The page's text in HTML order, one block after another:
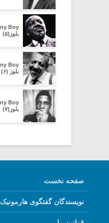
بلوز(۵)
بلوز (۶)
بلوز(۷)
صفحه نخست
نویسندگان گفتگوی هارمونیک